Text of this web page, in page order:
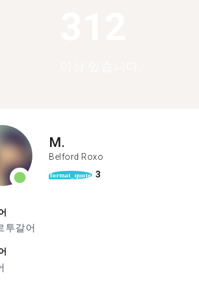
M.
Belford Roxo
format_quote 3
투갈어